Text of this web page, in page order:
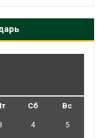
Сб Вс
4 5